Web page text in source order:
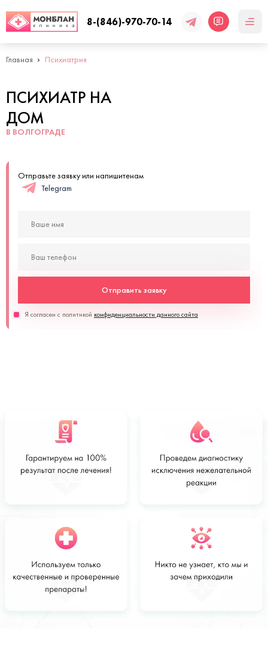
8-(846)-970-70-14
Главная Психиатрия
ПСИХИАТР НА
ДОМ
В ВОЛГОГРАДЕ
Отправьте заявку или напишитенам
Telegram
Отправить заявку
Я согласен с политикой конфиденциальности данного сайта
Стоимость
от 2500 руб
Заказать